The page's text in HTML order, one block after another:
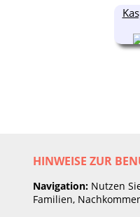
HINWEISE ZUR
Navigation: Nutzen
Familien,